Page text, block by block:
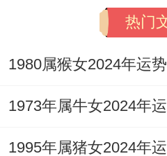
虑，凡事易有迟滞、反
中或有旧事重提，压
寻求心灵成长，健康
热门